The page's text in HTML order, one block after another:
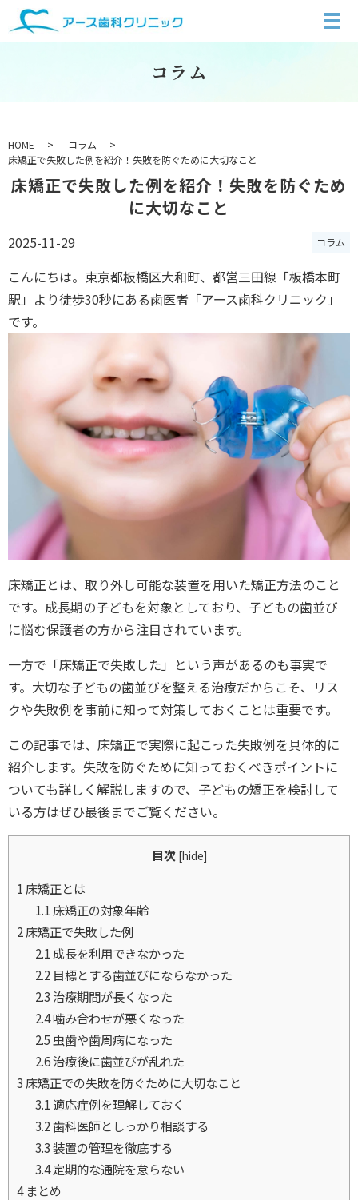
コラム
HOME
コラム
床矯正で失敗した例を紹介！失敗を防ぐために大切なこと
床矯正で失敗した例を紹介！失敗を防ぐため
に大切なこと
2025-11-29 コラム
こんにちは。東京都板橋区大和町、都営三田線「板橋本町
駅」より徒歩30秒にある歯医者「アース歯科クリニック」
です。
床矯正とは、取り外し可能な装置を用いた矯正方法のこと
です。成長期の子どもを対象としており、子どもの歯並び
に悩む保護者の方から注目されています。
一方で「床矯正で失敗した」という声があるのも事実で
す。大切な子どもの歯並びを整える治療だからこそ、リス
クや失敗例を事前に知って対策しておくことは重要です。
この記事では、床矯正で実際に起こった失敗例を具体的に
紹介します。失敗を防ぐために知っておくべきポイントに
ついても詳しく解説しますので、子どもの矯正を検討して
いる方はぜひ最後までご覧ください。
目次 [hide]
1 床矯正とは
1.1 床矯正の対象年齢
2床矯正で失敗した例
2.1 成長を利用できなかった
2.2目標とする歯並びにならなかった
2.3治療期間が長くなった
2.4噛み合わせが悪くなった
2.5 虫歯や歯周病になった
2.6治療後に歯並びが乱れた
3 床矯正での失敗を防ぐために大切なこと
3.1 適応症例を理解しておく
3.2歯科医師としっかり相談する
3.3装置の管理を徹底する
3.4定期的な通院を怠らない
4まとめ